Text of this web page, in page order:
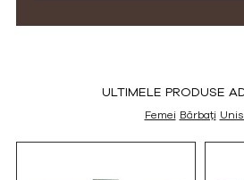
ULTIMELE PRODUSE
Femei Bărbați